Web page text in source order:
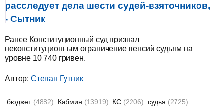
расследует дела шести судей-взяточников,
- Сытник
Ранее Конституционный суд признал
неконституционным ограничение пенсий судьям на
уровне 10 740 гривен.
Автор: Степан Гутник
бюджет (4882) Кабмин (13919) КС (2206) судья (2725)